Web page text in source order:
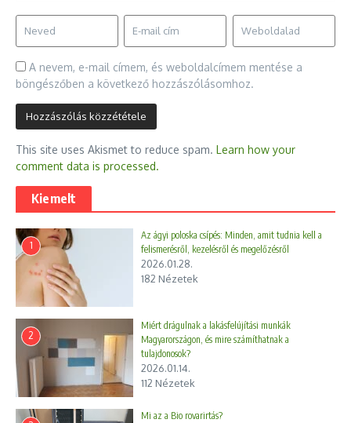
A nevem, e-mail címem, és weboldalcímem mentése a
böngészőben a következő hozzászólásomhoz.
This site uses Akismet to reduce spam. Learn how your
comment data is processed.
Kiemelt
1
Az ágyi poloska csípés: Minden, amit tudnia kell a
felismerésről, kezelésről és megelőzésről
2026.01.28.
182 Nézetek
2
Miért drágulnak a lakásfelújítási munkák
Magyarországon, és mire számíthatnak a
tulajdonosok?
2026.01.14.
112 Nézetek
Mi az a Bio rovarirtás?